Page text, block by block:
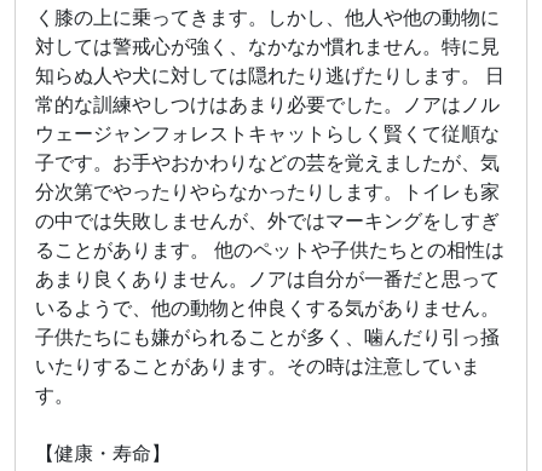
く膝の上に乗ってきます。しかし、他人や他の動物に
対しては警戒心が強く、なかなか慣れません。特に見
知らぬ人や犬に対しては隠れたり逃げたりします。 日
常的な訓練やしつけはあまり必要でした。ノアはノル
ウェージャンフォレストキャットらしく賢くて従順な
子です。お手やおかわりなどの芸を覚えましたが、気
分次第でやったりやらなかったりします。トイレも家
の中では失敗しませんが、外ではマーキングをしすぎ
ることがあります。 他のペットや子供たちとの相性は
あまり良くありません。ノアは自分が一番だと思って
いるようで、他の動物と仲良くする気がありません。
子供たちにも嫌がられることが多く、噛んだり引っ掻
いたりすることがあります。その時は注意していま
す。
【健康・寿命】